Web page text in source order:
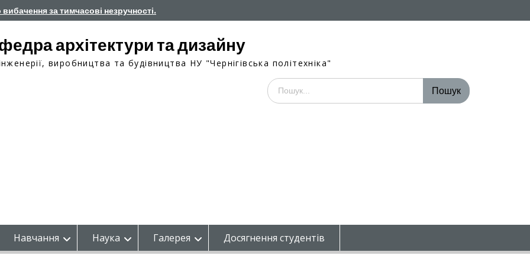
за тимчасові незручності.
архітектури та дизайну
виробництва та будівництва НУ "Чернігівська політехніка"
Шукати:
Навчання Наука Галерея Досягнення студентів